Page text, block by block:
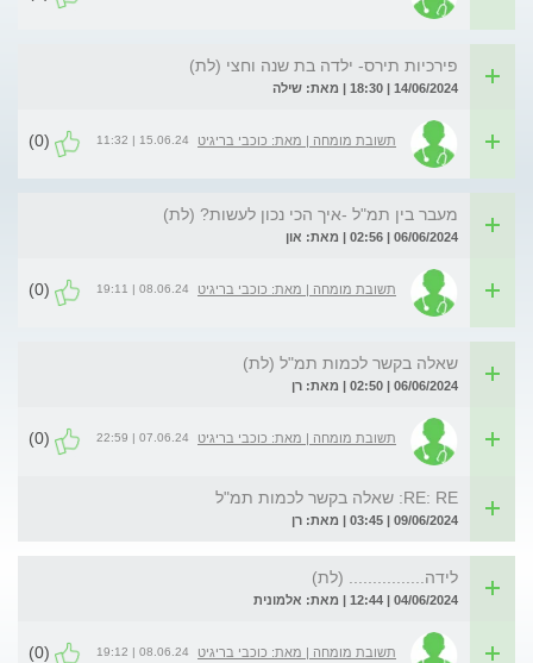
פירכיות תירס- ילדה בת שנה וחצי (לת)
14/06/2024 | 18:30 | מאת: שילה
תשובת מומחה | מאת: כוכבי בריגיט 15.06.24 | 11:32
(0)
מעבר בין תמ"ל -איך הכי נכון לעשות? (לת)
06/06/2024 | 02:56 | מאת: און
תשובת מומחה | מאת: כוכבי בריגיט 08.06.24 | 19:11
(0)
שאלה בקשר לכמות תמ"ל (לת)
06/06/2024 | 02:50 | מאת: רן
תשובת מומחה | מאת: כוכבי בריגיט 07.06.24 | 22:59
(0)
RE: RE: שאלה בקשר לכמות תמ"ל
09/06/2024 | 03:45 | מאת: רן
לידה................ (לת)
04/06/2024 | 12:44 | מאת: אלמונית
תשובת מומחה | מאת: כוכבי בריגיט 08.06.24 | 19:12
(0)